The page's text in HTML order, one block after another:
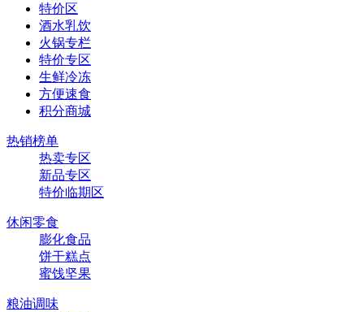
特价区
酒水乳饮
火锅专栏
特价专区
生鲜冷冻
方便速食
积分商城
热销榜单
热卖专区
新品专区
特价临期区
休闲零食
膨化食品
饼干糕点
蜜饯坚果
粮油调味